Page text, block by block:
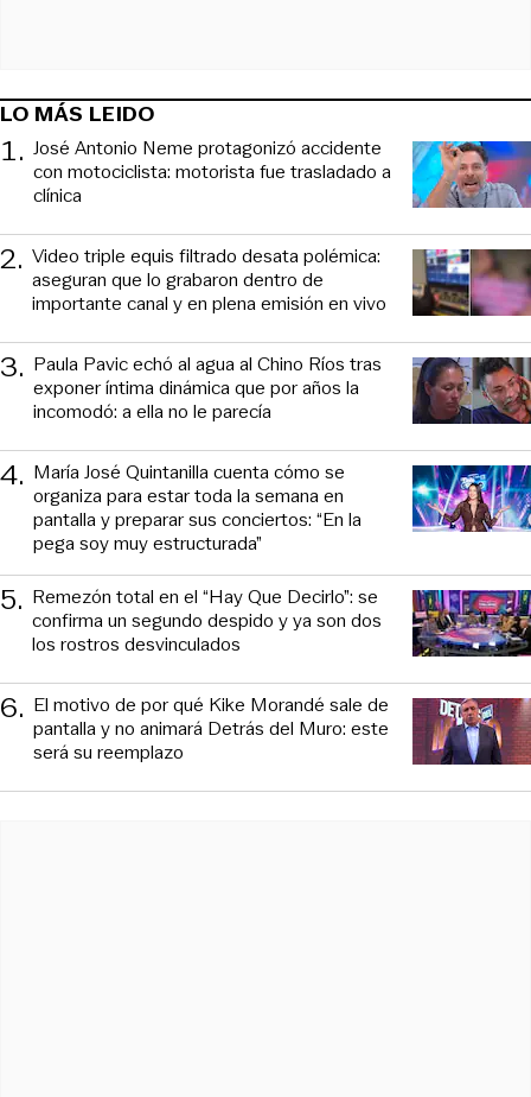
LO MÁS LEIDO
1. José Antonio Neme protagonizó accidente
con motociclista: motorista fue trasladado a
clínica
2. Video triple equis filtrado desata polémica:
aseguran que lo grabaron dentro de
importante canal y en plena emisión en vivo
3. Paula Pavic echó al agua al Chino Ríos tras
exponer íntima dinámica que por años la
incomodó: a ella no le parecía
4. María José Quintanilla cuenta cómo se
organiza para estar toda la semana en
pantalla y preparar sus conciertos: “En la
pega soy muy estructurada”
5. Remezón total en el “Hay Que Decirlo”: se
confirma un segundo despido y ya son dos
los rostros desvinculados
6. El motivo de por qué Kike Morandé sale de
pantalla y no animará Detrás del Muro: este
será su reemplazo